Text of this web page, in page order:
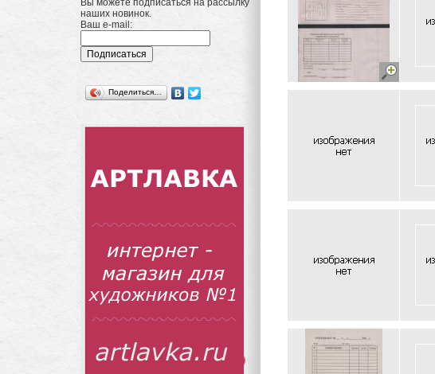
Вы можете подписаться на рассылку
наших новинок.
Ваш e-mail:
Поделиться…